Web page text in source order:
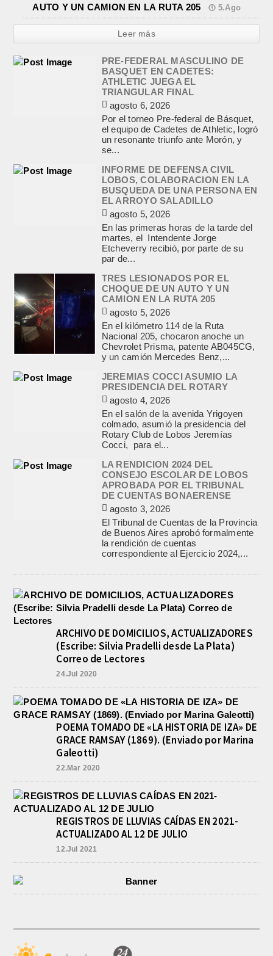
AUTO Y UN CAMION EN LA RUTA 205
5.Ago
Leer más
PRE-FEDERAL MASCULINO DE
BASQUET EN CADETES:
ATHLETIC JUEGA EL
TRIANGULAR FINAL
agosto 6, 2026
Por el torneo Pre-federal de Básquet,
el equipo de Cadetes de Athletic, logró
un resonante triunfo ante Morón, y
se...
INFORME DE DEFENSA CIVIL
LOBOS, COLABORACION EN LA
BUSQUEDA DE UNA PERSONA EN
EL ARROYO SALADILLO
agosto 5, 2026
En las primeras horas de la tarde del
martes, el Intendente Jorge
Etcheverry recibió, por parte de su
par de...
TRES LESIONADOS POR EL
CHOQUE DE UN AUTO Y UN
CAMION EN LA RUTA 205
agosto 5, 2026
En el kilómetro 114 de la Ruta
Nacional 205, chocaron anoche un
Chevrolet Prisma, patente AB045CG,
y un camión Mercedes Benz,...
JEREMIAS COCCI ASUMIO LA
PRESIDENCIA DEL ROTARY
agosto 4, 2026
En el salón de la avenida Yrigoyen
colmado, asumió la presidencia del
Rotary Club de Lobos Jeremías
Cocci, para el...
LA RENDICION 2024 DEL
CONSEJO ESCOLAR DE LOBOS
APROBADA POR EL TRIBUNAL
DE CUENTAS BONAERENSE
agosto 3, 2026
El Tribunal de Cuentas de la Provincia
de Buenos Aires aprobó formalmente
la rendición de cuentas
correspondiente al Ejercicio 2024,...
ARCHIVO DE DOMICILIOS, ACTUALIZADORES
(Escribe: Silvia Pradelli desde La Plata)
Correo de Lectores
24.Jul 2020
POEMA TOMADO DE «LA HISTORIA DE IZA» DE
GRACE RAMSAY (1869). (Enviado por Marina
Galeotti)
22.Mar 2020
REGISTROS DE LLUVIAS CAÍDAS EN 2021-
ACTUALIZADO AL 12 DE JULIO
12.Jul 2021